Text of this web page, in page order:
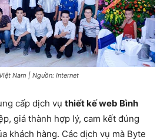
Nam | Nguồn: Internet
cấp dịch vụ thiết kế web Bình
giá thành hợp lý, cam kết đúng
khách hàng. Các dịch vụ mà Byte